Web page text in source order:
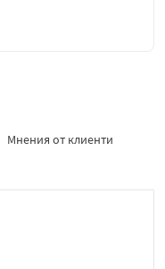
Мнения от клиенти